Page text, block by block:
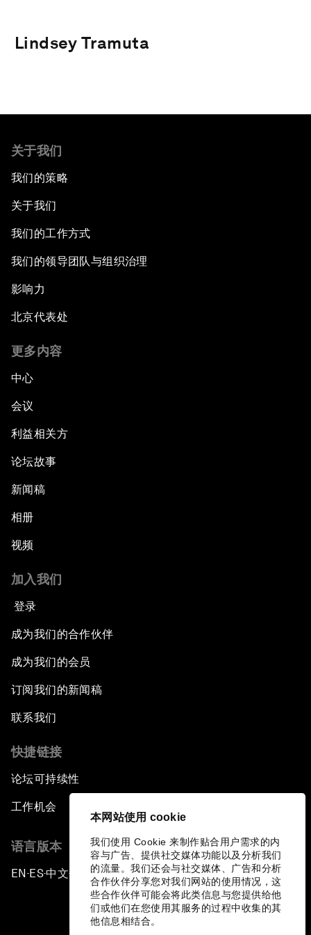
本网站使用 cookie
我们使用 Cookie 来制作贴合用户需求的内
容与广告、提供社交媒体功能以及分析我们
的流量。我们还会与社交媒体、广告和分析
合作伙伴分享您对我们网站的使用情况，这
些合作伙伴可能会将此类信息与您提供给他
们或他们在您使用其服务的过程中收集的其
他信息相结合。
Lindsey Tramuta
关于我们
我们的策略
关于我们
我们的工作方式
我们的领导团队与组织治理
影响力
北京代表处
更多内容
中心
会议
利益相关方
论坛故事
新闻稿
相册
视频
加入我们
登录
成为我们的合作伙伴
成为我们的会员
订阅我们的新闻稿
联系我们
快捷链接
论坛可持续性
工作机会
语言版本
EN ▪ES▪中文▪ 日本語